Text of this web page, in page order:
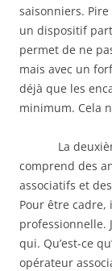
saisonniers.
un dispositif
permet de ne
mais avec un
déjà que les
minimum. Cela
La deuxième
comprend des
associatifs et
Pour être cadre,
professionnelle.
qui. Qu’est-ce
opérateur